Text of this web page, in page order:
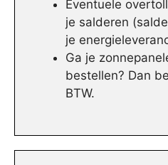
Eventuele
je salderen
je
Ga je
bestellen? Dan
BTW.